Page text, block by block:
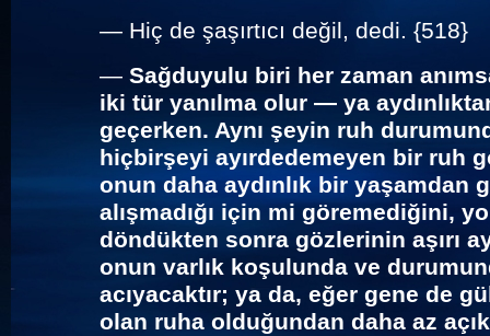
— Hiç de şaşırtıcı değil, dedi. {518}
— Sağduyulu biri her zaman
iki tür yanılma olur — ya
geçerken. Aynı şeyin ruh
hiçbirşeyi ayırdedemeyen bir ruh
onun daha aydınlık bir yaşamdan
alışmadığı için mi göremediğini,
döndükten sonra gözlerinin aşırı
onun varlık koşulunda ve
acıyacaktır; ya da, eğer gene de
olan ruha olduğundan daha az